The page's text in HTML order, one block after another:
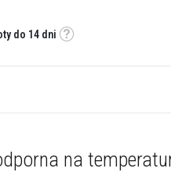
do 14 dni
Etykietka
na